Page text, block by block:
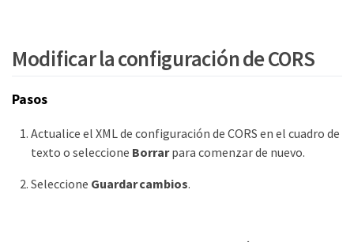
Modificar la configuración de CORS
Pasos
Actualice el XML de configuración de CORS en el cuadro de
texto o seleccione Borrarpara comenzar de nuevo.
Seleccione Guardar cambios.